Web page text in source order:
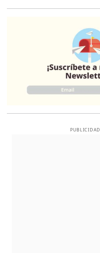
PUBLICIDAD